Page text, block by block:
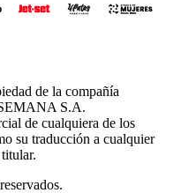
de la compañía
S.A.
de cualquiera de los
su traducción a cualquier